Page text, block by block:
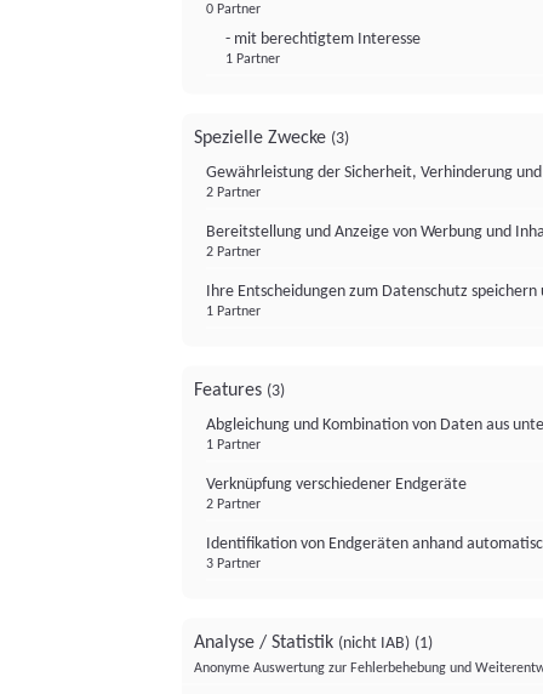
0 Partner
- mit berechtigtem Interesse
1 Partner
Spezielle Zwecke (3)
Gewährleistung der Sicherheit, Verhinderung
2 Partner
Bereitstellung und Anzeige von Werbung und
2 Partner
Ihre Entscheidungen zum Datenschutz
1 Partner
Features (3)
Abgleichung und Kombination von Daten aus
1 Partner
Verknüpfung verschiedener Endgeräte
2 Partner
Identifikation von Endgeräten anhand
3 Partner
Analyse / Statistik (nicht IAB) (1)
Anonyme Auswertung zur Fehlerbehebung und